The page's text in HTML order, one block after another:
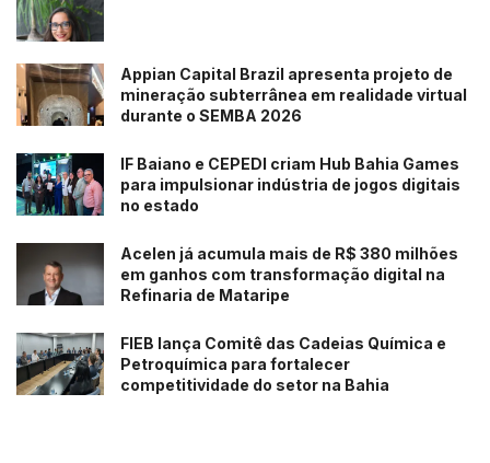
Appian Capital Brazil apresenta projeto de
mineração subterrânea em realidade virtual
durante o SEMBA 2026
IF Baiano e CEPEDI criam Hub Bahia Games
para impulsionar indústria de jogos digitais
no estado
Acelen já acumula mais de R$ 380 milhões
em ganhos com transformação digital na
Refinaria de Mataripe
FIEB lança Comitê das Cadeias Química e
Petroquímica para fortalecer
competitividade do setor na Bahia